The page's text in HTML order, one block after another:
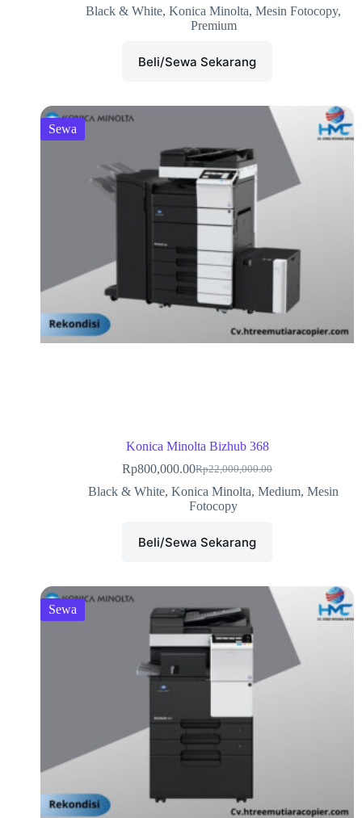
Black & White, Konica Minolta, Mesin Fotocopy,
Premium
Beli/Sewa Sekarang
Sewa
Konica Minolta Bizhub 368
Rp22,000,000.00
Rp800,000.00
Black & White, Konica Minolta, Medium, Mesin
Fotocopy
Beli/Sewa Sekarang
Sewa